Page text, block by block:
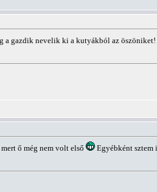
a gazdik nevelik ki a kutyákból az öszöniket!
ő még nem volt első Egyébként sztem